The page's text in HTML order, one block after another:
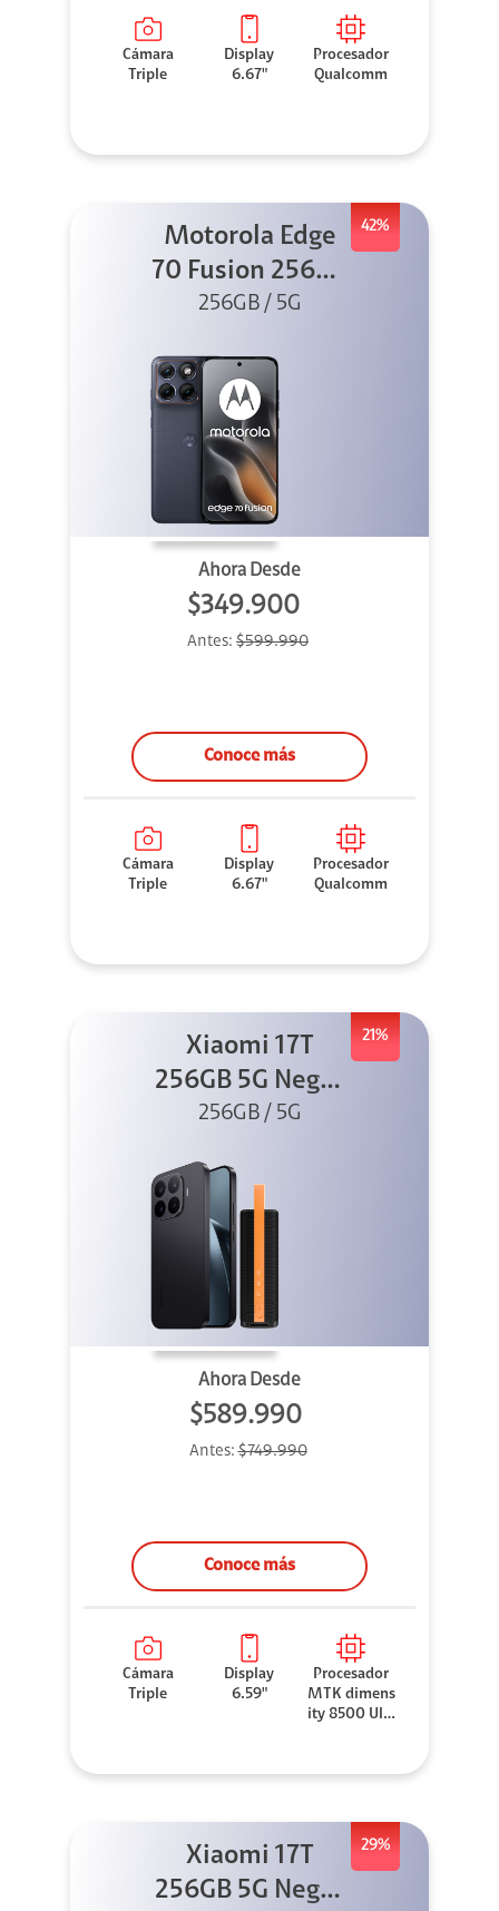
Cámara
Triple
Display
6.67"
Procesador
Qualcomm
42%
Motorola Edge
70 Fusion 256GB
Azul
256GB / 5G
Ahora Desde
$349.900
Antes: $599.990
Conoce más
Cámara
Triple
Display
6.67"
Procesador
Qualcomm
21%
Xiaomi 17T
256GB 5G Negro
+ Sound
256GB / 5G
Ahora Desde
$589.990
Antes:$749.990
Conoce más
Cámara
Triple
Display
6.59"
Procesador
MTK dimens
ity 8500 Ultr
29%
Xiaomi 17T
256GB 5G Negro